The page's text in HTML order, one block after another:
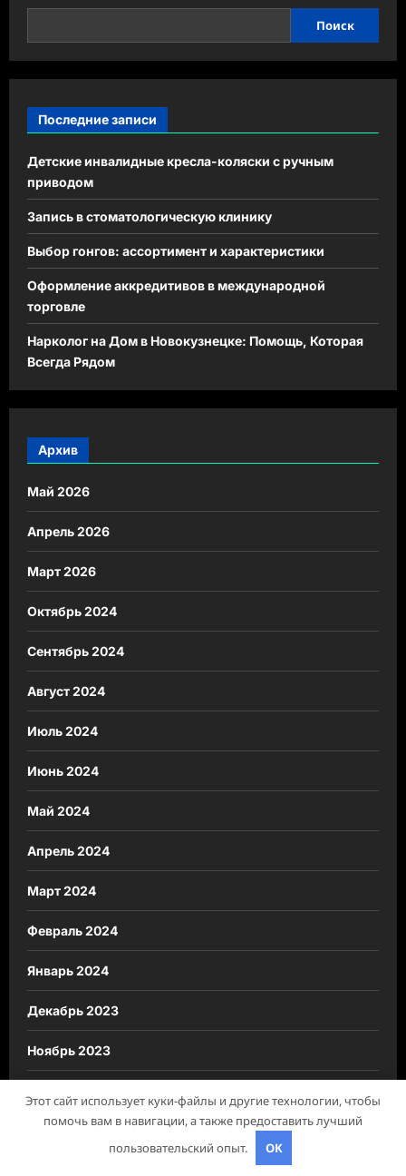
Поиск
Последние записи
Детские инвалидные кресла-коляски с ручным
приводом
Запись в стоматологическую клинику
Выбор гонгов: ассортимент и характеристики
Оформление аккредитивов в международной
торговле
Нарколог на Дом в Новокузнецке: Помощь, Которая
Всегда Рядом
Архив
Май 2026
Апрель 2026
Март 2026
Октябрь 2024
Сентябрь 2024
Август 2024
Июль 2024
Июнь 2024
Май 2024
Апрель 2024
Март 2024
Февраль 2024
Январь 2024
Декабрь 2023
Ноябрь 2023
Август 2023
Этот сайт использует куки-файлы и другие технологии, чтобы
помочь вам в навигации, а также предоставить лучший
пользовательский опыт.
OK